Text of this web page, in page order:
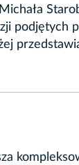
podjętych